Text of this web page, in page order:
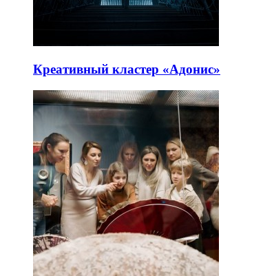
Креативный кластер «Адонис»